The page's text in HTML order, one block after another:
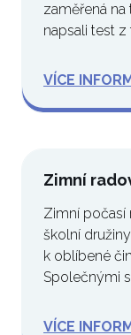
zaměřená
napsali test
VÍCE
Zimní
Zimní počasí
školní
k oblíbené
Společnými
VÍCE